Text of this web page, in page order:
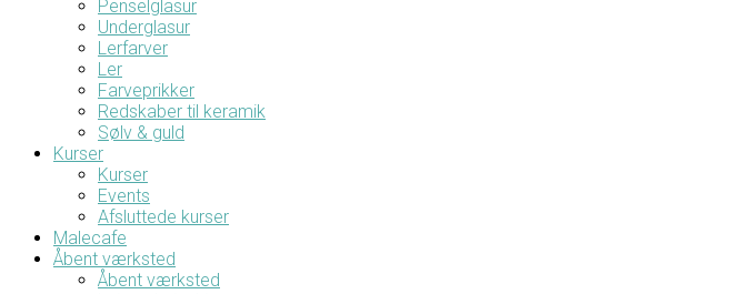
Penselglasur
Underglasur
Lerfarver
Ler
Farveprikker
Redskaber til keramik
Sølv & guld
Kurser
Kurser
Events
Afsluttede kurser
Malecafe
Åbent værksted
Åbent værksted